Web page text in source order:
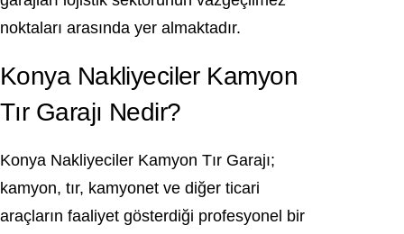
noktaları arasında yer almaktadır.
Konya Nakliyeciler Kamyon
Tır Garajı Nedir?
Konya Nakliyeciler Kamyon Tır Garajı;
kamyon, tır, kamyonet ve diğer ticari
araçların faaliyet gösterdiği profesyonel bir